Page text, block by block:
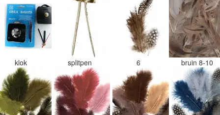
klok splitpen 6 bruin 8-10